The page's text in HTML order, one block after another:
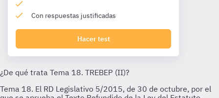
Con respuestas justificadas
Hacer test